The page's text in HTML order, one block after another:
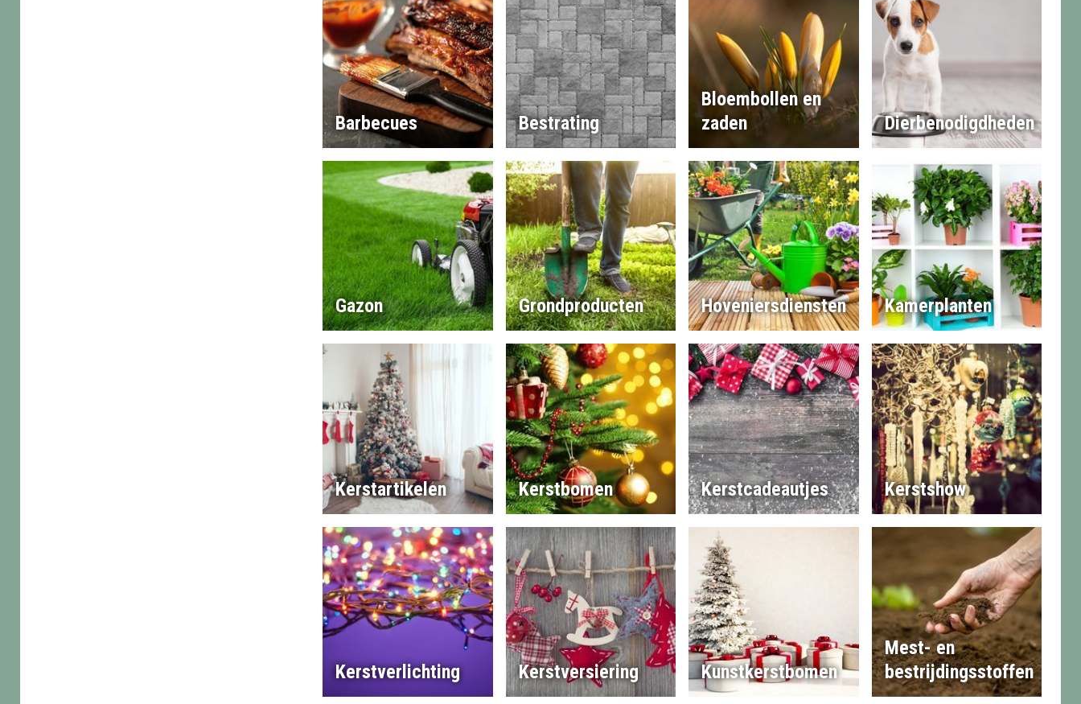
Barbecues Bestrating
Bloembollen en
zaden
Dierbenodigdheden
Gazon Grondproducten Hoveniersdiensten Kamerplanten
Kerstartikelen Kerstbomen Kerstcadeautjes Kerstshow
Kerstverlichting Kerstversiering Kunstkerstbomen
Mest- en
bestrijdingsstoffen